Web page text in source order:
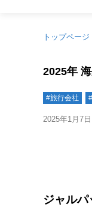
トップページ
2025年
#旅行会社
2025年1月7日
ジャル